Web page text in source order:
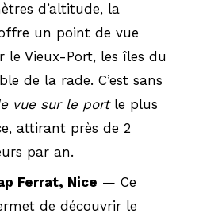
d’altitude, la
un point de vue
le Vieux-Port, les îles du
de la rade. C’est sans
vue sur le portle plus
attirant près de 2
par an.
Ferrat, Nice — Ce
de découvrir le